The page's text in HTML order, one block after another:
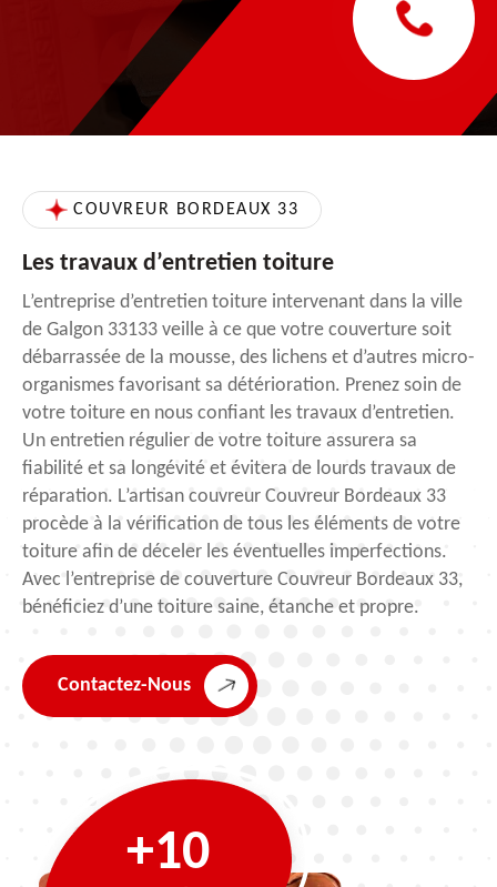
COUVREUR BORDEAUX 33
Les travaux d’entretien toiture
L’entreprise d’entretien toiture intervenant dans la ville
de Galgon 33133 veille à ce que votre couverture soit
débarrassée de la mousse, des lichens et d’autres micro-
organismes favorisant sa détérioration. Prenez soin de
votre toiture en nous confiant les travaux d’entretien.
Un entretien régulier de votre toiture assurera sa
fiabilité et sa longévité et évitera de lourds travaux de
réparation. L’artisan couvreur Couvreur Bordeaux 33
procède à la vérification de tous les éléments de votre
toiture afin de déceler les éventuelles imperfections.
Avec l’entreprise de couverture Couvreur Bordeaux 33,
bénéficiez d’une toiture saine, étanche et propre.
Contactez-Nous
+10